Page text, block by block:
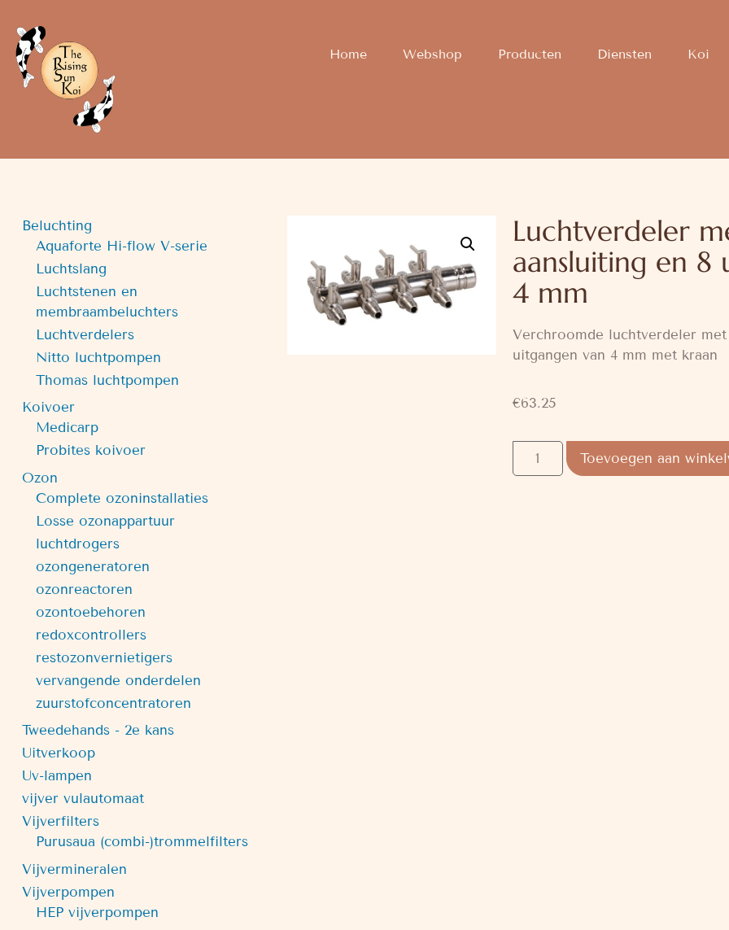
Home Webshop Producten Diensten Koi
Beluchting
Aquaforte Hi-flow V-serie
Luchtslang
Luchtstenen en
membraambeluchters
Luchtverdelers
Nitto luchtpompen
Thomas luchtpompen
Koivoer
Medicarp
Probites koivoer
Ozon
Complete ozoninstallaties
Losse ozonappartuur
luchtdrogers
ozongeneratoren
ozonreactoren
ozontoebehoren
redoxcontrollers
restozonvernietigers
vervangende onderdelen
zuurstofconcentratoren
Tweedehands - 2e kans
Uitverkoop
Uv-lampen
vijver vulautomaat
Vijverfilters
Purusaua (combi-)trommelfilters
Vijvermineralen
Vijverpompen
HEP vijverpompen
Luchtverdeler
aansluiting en 8
4 mm
Verchroomde luchtverdeler
uitgangen van 4 mm met kraan
€63.25
Toevoegen aan